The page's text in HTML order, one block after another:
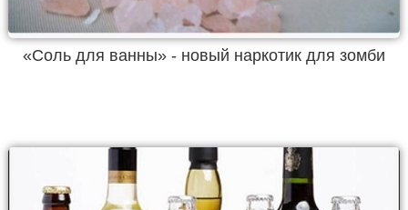
«Соль для ванны» - новый наркотик для зомби